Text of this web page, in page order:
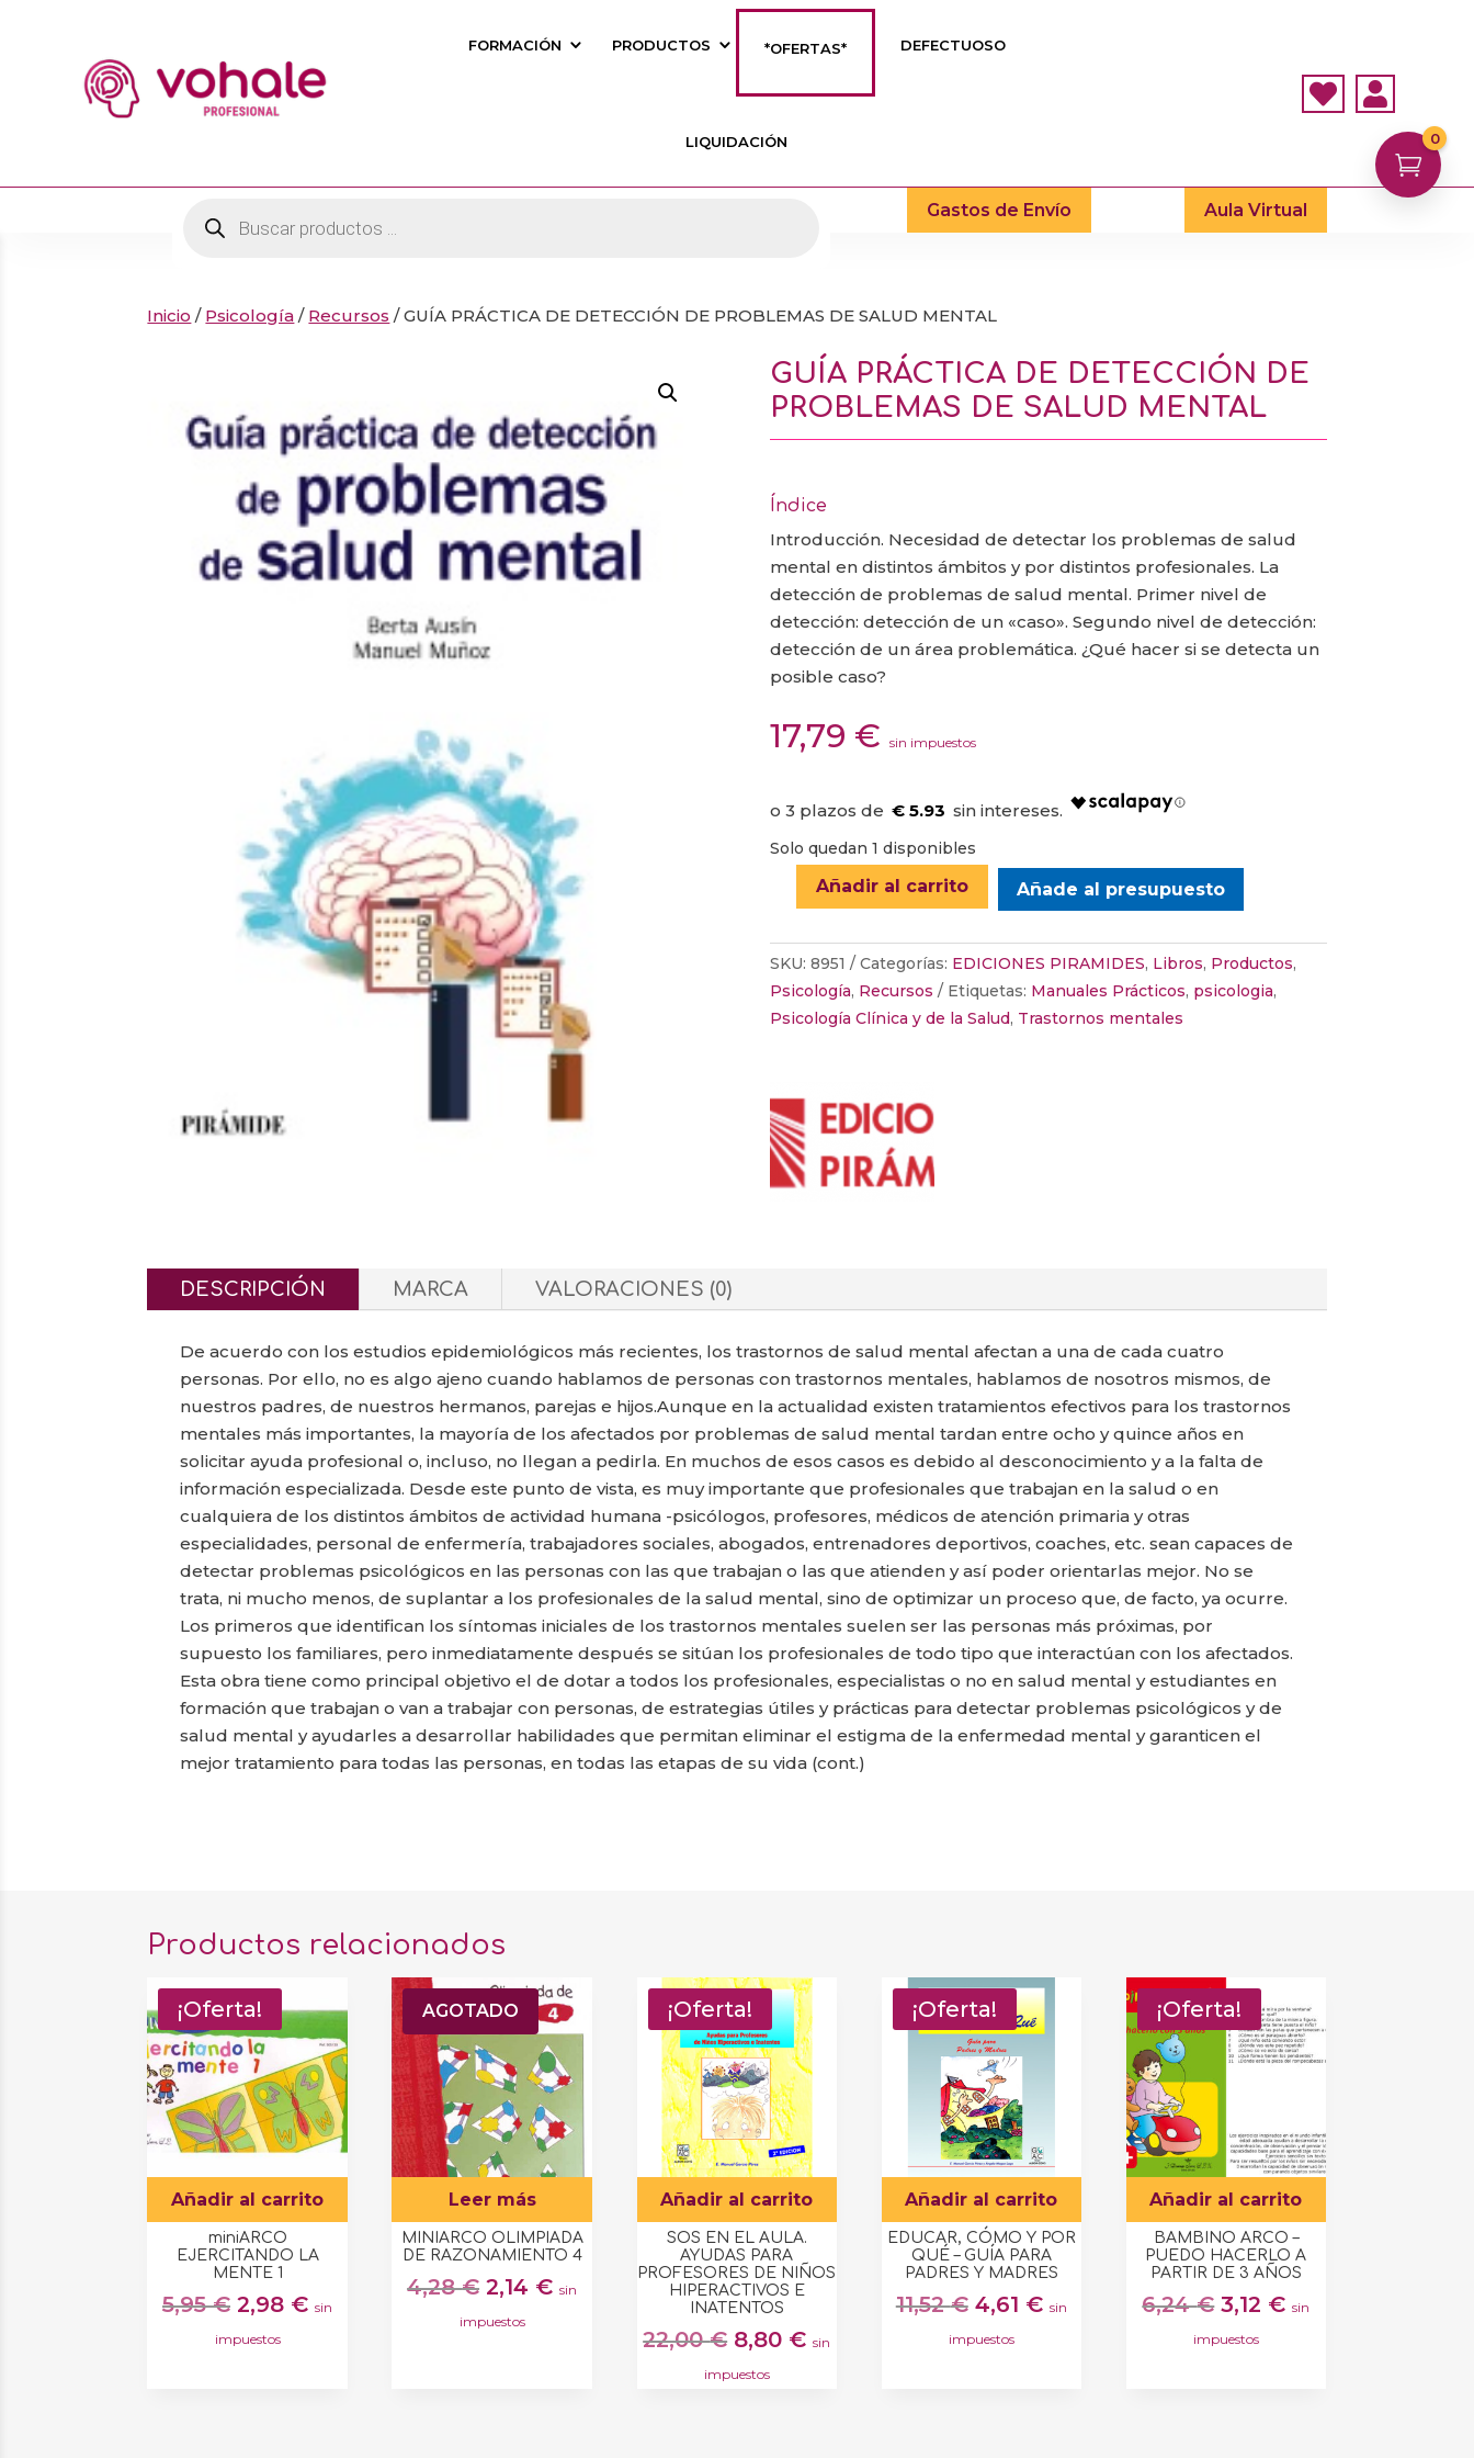
FORMACIÓN PRODUCTOS *OFERTAS* DEFECTUOSO
LIQUIDACIÓN
 
productos
Gastos de Envío Aula Virtual
Inicio / Psicología / Recursos / GUÍA PRÁCTICA DE DETECCIÓN DE PROBLEMAS DE SALUD MENTAL
GUÍA PRÁCTICA DE DETECCIÓN DE
PROBLEMAS DE SALUD MENTAL
Índice
Introducción. Necesidad de detectar los problemas de salud
mental en distintos ámbitos y por distintos profesionales. La
detección de problemas de salud mental. Primer nivel de
detección: detección de un «caso». Segundo nivel de detección:
detección de un área problemática. ¿Qué hacer si se detecta un
posible caso?
17,79 € sin impuestos
€ 5.93
Solo quedan 1 disponibles
DE
DETECCIÓN
DE
MENTAL
cantidad
Añadir al carrito Añade al presupuesto
SKU: 8951 Categorías: EDICIONES PIRAMIDES, Libros, Productos,
Psicología, Recursos Etiquetas: Manuales Prácticos, psicologia,
Psicología Clínica y de la Salud, Trastornos mentales
DESCRIPCIÓN MARCA VALORACIONES (0)
De acuerdo con los estudios epidemiológicos más recientes, los trastornos de salud mental afectan a una de cada cuatro
personas. Por ello, no es algo ajeno cuando hablamos de personas con trastornos mentales, hablamos de nosotros mismos, de
nuestros padres, de nuestros hermanos, parejas e hijos.Aunque en la actualidad existen tratamientos efectivos para los trastornos
mentales más importantes, la mayoría de los afectados por problemas de salud mental tardan entre ocho y quince años en
solicitar ayuda profesional o, incluso, no llegan a pedirla. En muchos de esos casos es debido al desconocimiento y a la falta de
información especializada. Desde este punto de vista, es muy importante que profesionales que trabajan en la salud o en
cualquiera de los distintos ámbitos de actividad humana -psicólogos, profesores, médicos de atención primaria y otras
especialidades, personal de enfermería, trabajadores sociales, abogados, entrenadores deportivos, coaches, etc. sean capaces de
detectar problemas psicológicos en las personas con las que trabajan o las que atienden y así poder orientarlas mejor. No se
trata, ni mucho menos, de suplantar a los profesionales de la salud mental, sino de optimizar un proceso que, de facto, ya ocurre.
Los primeros que identifican los síntomas iniciales de los trastornos mentales suelen ser las personas más próximas, por
supuesto los familiares, pero inmediatamente después se sitúan los profesionales de todo tipo que interactúan con los afectados.
Esta obra tiene como principal objetivo el de dotar a todos los profesionales, especialistas o no en salud mental y estudiantes en
formación que trabajan o van a trabajar con personas, de estrategias útiles y prácticas para detectar problemas psicológicos y de
salud mental y ayudarles a desarrollar habilidades que permitan eliminar el estigma de la enfermedad mental y garanticen el
mejor tratamiento para todas las personas, en todas las etapas de su vida (cont.)
Productos relacionados
¡Oferta!
Añadir al carrito
miniARCO
EJERCITANDO LA
MENTE 1
5,95€ El
precio
2,98 €El
sin
impuestos
¡Oferta!
AGOTADO
Leer más
MINIARCO OLIMPIADA
DE RAZONAMIENTO 4
4,28€ El
precio
2,14 €El
sin
impuestos
¡Oferta!
Añadir al carrito
SOS EN EL AULA.
AYUDAS PARA
PROFESORES DE NIÑOS
HIPERACTIVOS E
INATENTOS
22,00€ El
precio
8,80 €El
sin
impuestos
¡Oferta!
Añadir al carrito
EDUCAR, CÓMO Y POR
QUÉ – GUÍA PARA
PADRES Y MADRES
11,52€ El
precio
4,61 €El
sin
impuestos
¡Oferta!
Añadir al carrito
BAMBINO ARCO –
PUEDO HACERLO A
PARTIR DE 3 AÑOS
6,24€ El
precio
3,12 €El
sin
impuestos

0